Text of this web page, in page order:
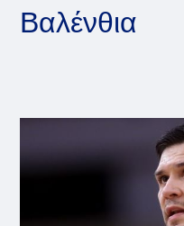
Βαλένθια